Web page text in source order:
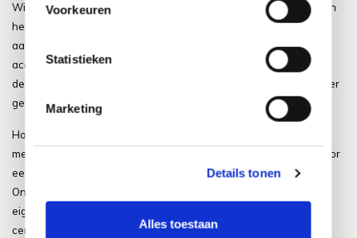
Voorkeuren
Statistieken
Marketing
Details tonen
Alles toestaan
Wil je in de zomer veel tijd op jouw terras door gaan brengen? Dan
hebben wij één belangrijke tip voor je: ga jouw terras of zitje leuk
aankleden. Dat doe je met leuke tuinmeubelen, doe je met leuke
accessoires en doe je met een flinke portie creativiteit. Doordat je
de keus uit onwijs veel verschillende producten hebt, kun je in ieder
geval altijd jouw terras of zitje volledig naar wens aankleden.
Hoe je dit kunt doen? Nou, dit doe je allereerst door de juiste
meubelen voor in de tuin aan te schaffen. Je kunt hierbij kiezen voor
een
, maar je kunt ook prima kiezen voor eenloungeset
Ongeacht waar je voor gaat kiezen, is het van belang dat je jouw
eigen wensen centraal blijft stellen. Als je jouw eigen wensen
centraal blijft stellen, weet je 100% zeker dat je de juiste keuzes